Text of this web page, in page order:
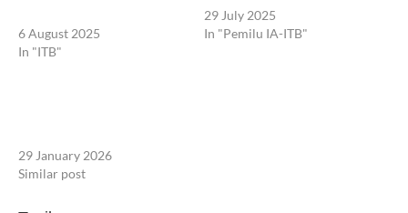
6 August 2025
In "ITB"
29 July 2025
In "Pemilu IA-ITB"
29 January 2026
Similar post